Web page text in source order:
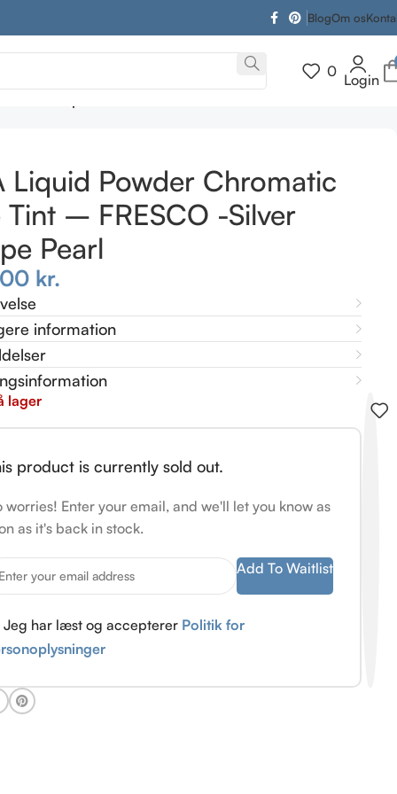
BlogOm os
0 Login
Liquid Powder Chromatic
Tint – FRESCO -Silver
Pearl
kr.
information
lager
product is currently sold out.
worries! Enter your email, and we'll let you know as
as it's back in stock.
Add To Waitlist
Jeg har læst og accepterer Politik for